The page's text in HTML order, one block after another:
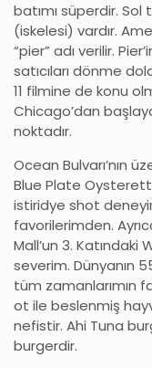
batımı süperdir.
(iskelesi) vardır.
“pier” adı verilir.
satıcıları dönme
11 filmine de konu
Chicago’dan
noktadır.
Ocean Bulvarı’nın
Blue Plate
istiridye shot
favorilerimden.
Mall’un 3. Katındaki
severim. Dünyanın
tüm zamanlarımın
ot ile beslenmiş
nefistir. Ahi Tuna
burgerdir.